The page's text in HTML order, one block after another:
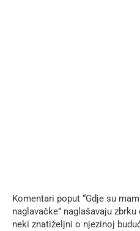
Komentari poput “Gdje su
naglavačke” naglašavaju
neki znatiželjni o njezinoj